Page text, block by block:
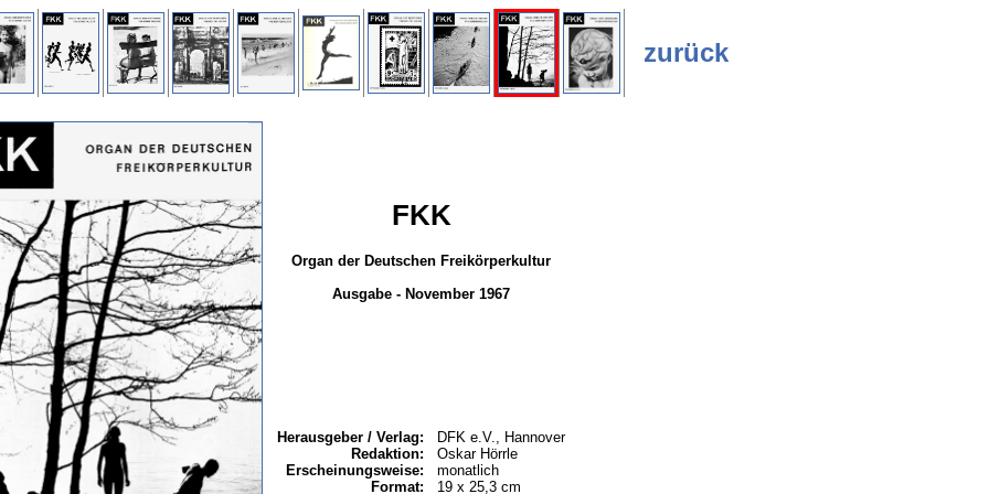
zurück
FKK
Organ der Deutschen Freikörperkultur
Ausgabe - November 1967
Herausgeber / Verlag:
Redaktion:
Erscheinungsweise:
Format:
DFK e.V., Hannover
Oskar Hörrle
monatlich
19 x 25,3 cm